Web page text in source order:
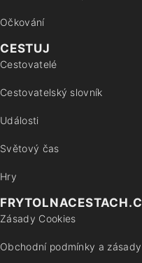
Očkování
CESTUJ
Cestovatelé
Cestovatelský slovník
Události
Světový čas
Hry
Zásady Cookies
Obchodní podmínky a